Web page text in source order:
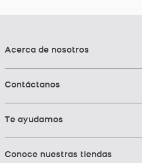
Acerca de nosotros
Contáctanos
Te ayudamos
Conoce nuestras tiendas